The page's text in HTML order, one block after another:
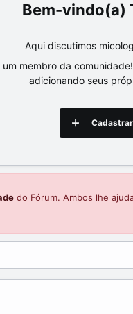
Aqui discutimos
membro da
adicionando seus
Cadastrar
do Fórum. Ambos lhe